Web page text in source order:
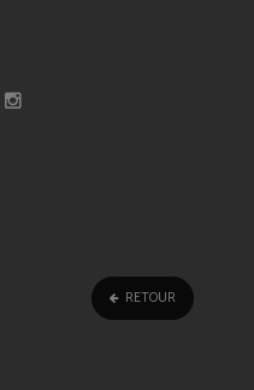
RETOUR